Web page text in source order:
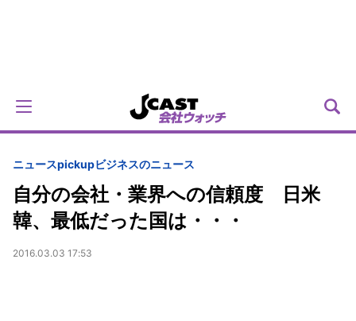
ニュースpickupビジネスのニュース
自分の会社・業界への信頼度 日米
韓、最低だった国は・・・
2016.03.03 17:53